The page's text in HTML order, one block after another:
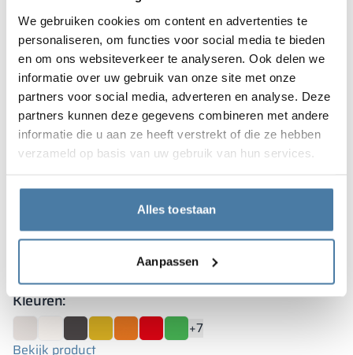
We gebruiken cookies om content en advertenties te
personaliseren, om functies voor social media te bieden
en om ons websiteverkeer te analyseren. Ook delen we
informatie over uw gebruik van onze site met onze
partners voor social media, adverteren en analyse. Deze
partners kunnen deze gegevens combineren met andere
informatie die u aan ze heeft verstrekt of die ze hebben
verzameld op basis van uw gebruik van hun services.
Alles toestaan
Aanpassen
Systeem beschikbaar voor platen:
Kleuren:
+7
Bekijk product